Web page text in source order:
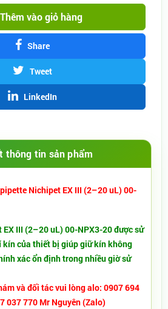
Thêm vào giỏ hàng
Share
Tweet
LinkedIn
thông tin sản phẩm
Nichipet EX III (2–20 uL) 00-
III (2–20 uL) 00-NPX3-20 được sử
của thiết bị giúp giữ kín không
xác ổn định trong nhiều giờ sử
và đối tác vui lòng alo: 0907 694
037 770 Mr Nguyên (Zalo)